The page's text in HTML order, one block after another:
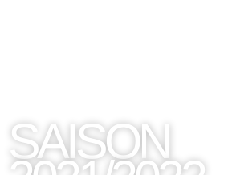
SAISON